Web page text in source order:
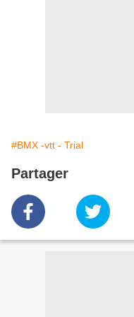
#BMX -vtt - Trial
Partager